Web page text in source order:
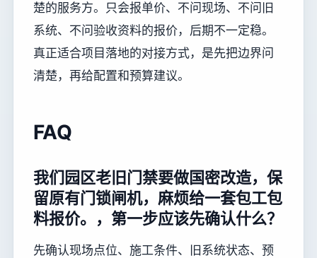
楚的服务方。只会报单价、不问现场、不问旧
系统、不问验收资料的报价，后期不一定稳。
真正适合项目落地的对接方式，是先把边界问
清楚，再给配置和预算建议。
FAQ
我们园区老旧门禁要做国密改造，保
留原有门锁闸机，麻烦给一套包工包
料报价。，第一步应该先确认什么？
先确认现场点位、施工条件、旧系统状态、预